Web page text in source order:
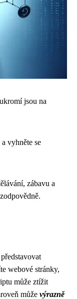
jsou na
vyhněte se
zábavu a
webové stránky,
může ztížit
může výrazně